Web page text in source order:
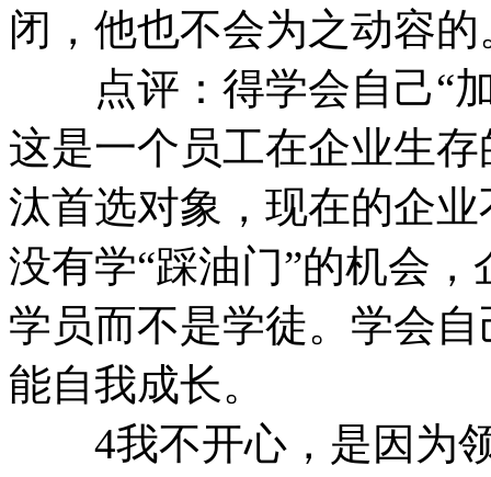
闭，他也不会为之动容的
点评：得学会自己“加
这是一个员工在企业生
汰首选对象，现在的企
没有学“踩油门”的机会
学员而不是学徒。学会
能自我成长。
4我不开心，是因为